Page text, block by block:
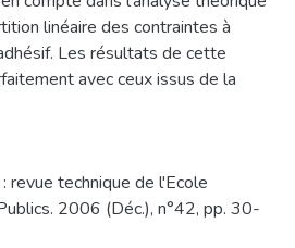
linéaire des contraintes à
Les résultats de cette
avec ceux issus de la
revue technique de l'Ecole
2006 (Déc.), n°42, pp. 30-